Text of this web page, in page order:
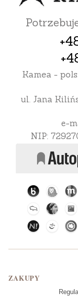
Kamea -
ul. Jana
e-
NIP:
Linki w stopce
ZAKUPY